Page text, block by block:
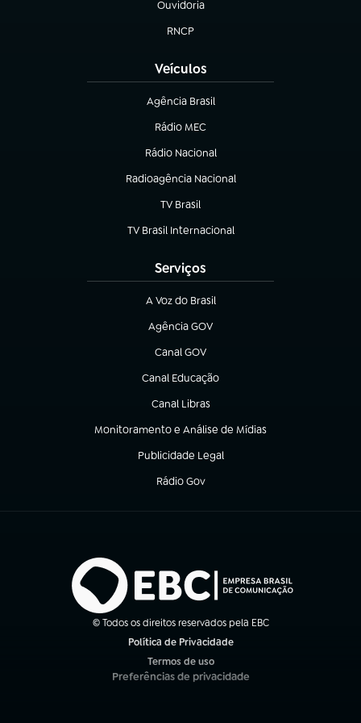
Ouvidoria
(abre em nova aba)
RNCP
(abre em nova aba)
Veículos
Agência Brasil
(abre em nova aba)
Rádio MEC
(abre em nova aba)
Rádio Nacional
Radioagência Nacional
(abre em nova aba)
TV Brasil
(abre em nova aba)
TV Brasil Internacional
(abre em nova aba)
Serviços
A Voz do Brasil
(abre em nova aba)
Agência GOV
(abre em nova aba)
Canal GOV
(abre em nova aba)
Canal Educação
(abre em nova aba)
Canal Libras
(abre em nova aba)
Monitoramento e Análise de Mídias
(abre em nova aba)
Publicidade Legal
(abre em nova aba)
Rádio Gov
(abre em nova aba)
© Todos os direitos reservados pela EBC
Política de Privacidade
Termos de uso
(abre em nova aba)
Preferências de privacidade